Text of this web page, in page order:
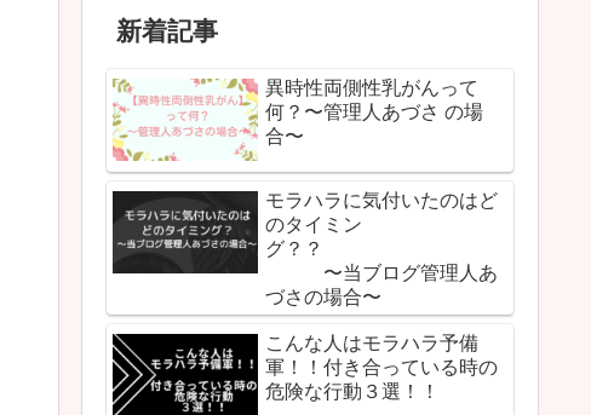
新着記事
異時性両側性乳がんって
何？〜管理人あづさ の場
合〜
モラハラに気付いたのはど
のタイミン
グ？？
〜当ブログ管理人あ
づさの場合〜
こんな人はモラハラ予備
軍！！付き合っている時の
危険な行動３選！！